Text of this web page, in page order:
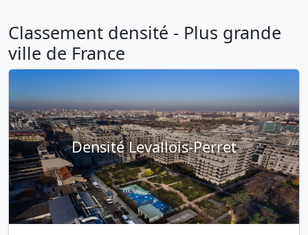
Classement densité - Plus grande
ville de France
Densité Levallois-Perret